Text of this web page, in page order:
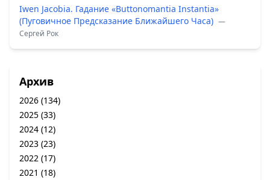
Iwen Jacobia. Гадание «Buttonomantia Instantia»
(Пуговичное Предсказание Ближайшего Часа) —
Сергей Рок
Архив
2026 (134)
2025 (33)
2024 (12)
2023 (23)
2022 (17)
2021 (18)